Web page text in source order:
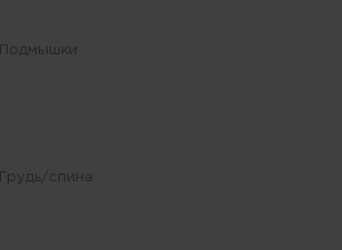
Подмышки
Грудь/спина